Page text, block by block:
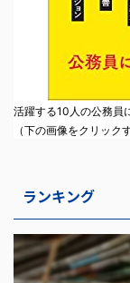
活躍する10人の公務員
（下の画像をクリック
ランキング